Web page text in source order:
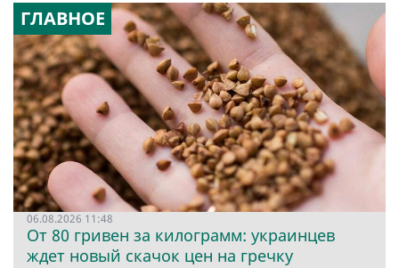
ГЛАВНОЕ
06.08.2026 11:48
От 80 гривен за килограмм: украинцев
ждет новый скачок цен на гречку